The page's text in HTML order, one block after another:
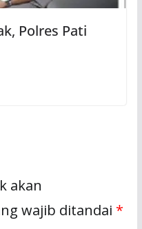
Polres Pati
akan
wajib ditandai *